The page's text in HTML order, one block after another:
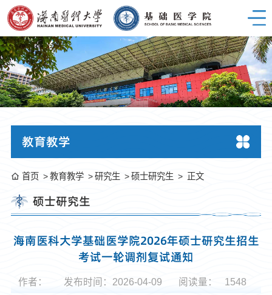
教育教学
首页 教育教学 研究生 硕士研究生 正文
硕士研究生
海南医科大学基础医学院2026年硕士研究生招生
考试一轮调剂复试通知
作者： 发布时间：2026-04-09 阅读量： 1548